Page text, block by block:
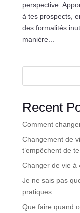
perspective.
à tes prospects,
des formalités
manière...
Recent
Comment
Changement de
t’empêchent de
Changer de vie à
Je ne sais pas
pratiques
Que faire quand